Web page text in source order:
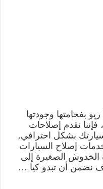
بفخامتها وجودتها
نقدم إصلاحات
بشكل احترافي,
إصلاح السيارات
الخدوش الصغيرة إلى
نضمن أن تبدو كيا …